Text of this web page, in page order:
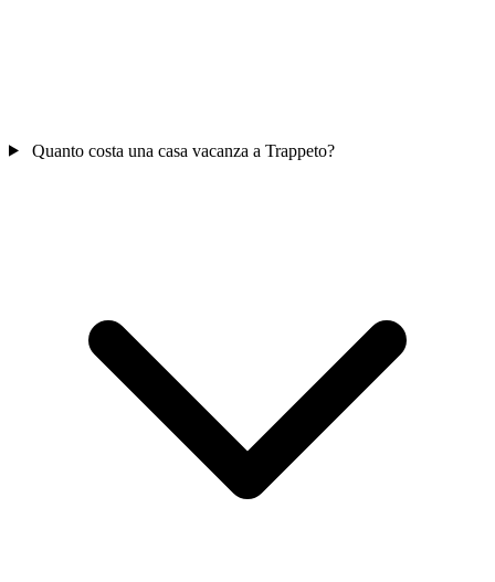
Quanto costa una casa vacanza a Trappeto?